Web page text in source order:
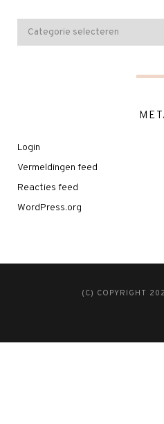
Login
Vermeldingen feed
Reacties feed
WordPress.org
(C) COPYRIGHT